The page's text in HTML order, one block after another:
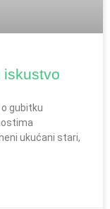
iskustvo
gubitku
ukućani stari,